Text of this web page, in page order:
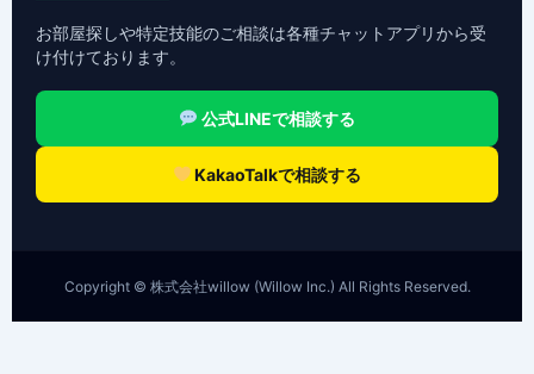
お部屋探しや特定技能のご相談は各種チャットアプリから受
け付けております。
公式LINEで相談する
KakaoTalkで相談する
Copyright © 株式会社willow (Willow Inc.) All Rights Reserved.